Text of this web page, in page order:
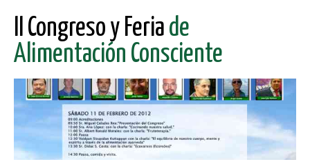
II Congreso y Feria de
Alimentación Consciente